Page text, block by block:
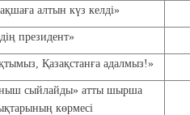
алтын күз келді»
президент»
Қазақстанға адалмыз!»
сыйлайды» атты шырша
көрмесі